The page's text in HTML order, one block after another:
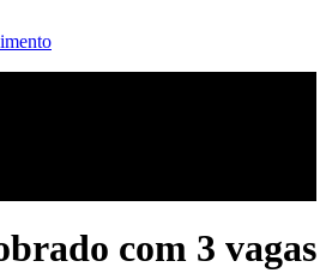
com 3 vagas